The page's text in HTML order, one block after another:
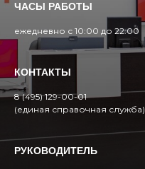
ЧАСЫ РАБОТЫ
ежедневно с 10:00 до 22:00
КОНТАКТЫ
8 (495) 129-00-01
(единая справочная служба)
РУКОВОДИТЕЛЬ